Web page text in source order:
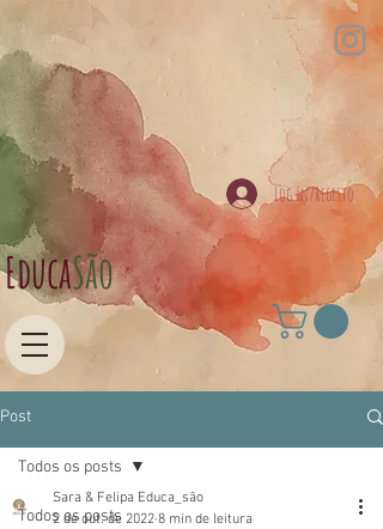
Log In/Registo
Educa​São
Post
Todos os posts
Todos os posts
Sara & Felipa Educa_são
2 de out. de 2022 8 min de leitura